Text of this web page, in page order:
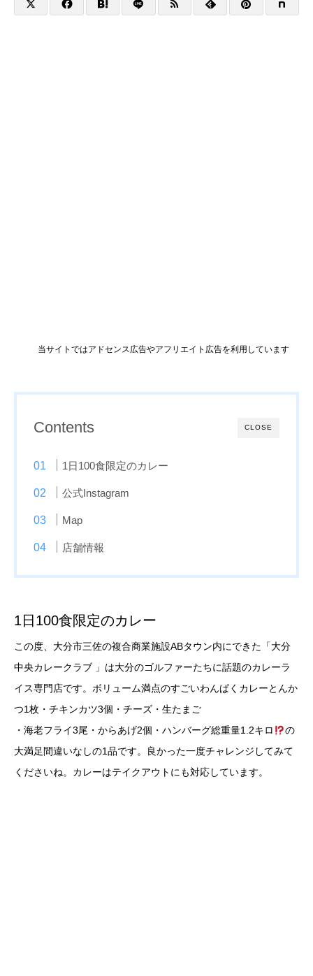
当サイトではアドセンス広告やアフリエイト広告を利用しています
CLOSE
Contents
1日100食限定のカレー
公式Instagram
Map
店舗情報
1日100食限定のカレー
この度、大分市三佐の複合商業施設ABタウン内にできた「大分
中央カレークラブ 」は大分のゴルファーたちに話題のカレーラ
イス専門店です。ボリューム満点のすごいわんぱくカレーとんか
つ1枚・チキンカツ3個・チーズ・生たまご
・海老フライ3尾・からあげ2個・ハンバーグ総重量1.2キロ
の
大満足間違いなしの1品です。良かった一度チャレンジしてみて
くださいね。カレーはテイクアウトにも対応しています。